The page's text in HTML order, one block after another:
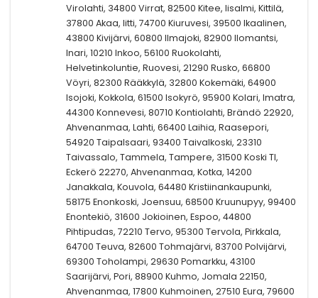
Virolahti, 34800 Virrat, 82500 Kitee, Iisalmi, Kittilä,
37800 Akaa, Iitti, 74700 Kiuruvesi, 39500 Ikaalinen,
43800 Kivijärvi, 60800 Ilmajoki, 82900 Ilomantsi,
Inari, 10210 Inkoo, 56100 Ruokolahti,
Helvetinkoluntie, Ruovesi, 21290 Rusko, 66800
Vöyri, 82300 Rääkkylä, 32800 Kokemäki, 64900
Isojoki, Kokkola, 61500 Isokyrö, 95900 Kolari, Imatra,
44300 Konnevesi, 80710 Kontiolahti, Brändö 22920,
Ahvenanmaa, Lahti, 66400 Laihia, Raasepori,
54920 Taipalsaari, 93400 Taivalkoski, 23310
Taivassalo, Tammela, Tampere, 31500 Koski Tl,
Eckerö 22270, Ahvenanmaa, Kotka, 14200
Janakkala, Kouvola, 64480 Kristiinankaupunki,
58175 Enonkoski, Joensuu, 68500 Kruunupyy, 99400
Enontekiö, 31600 Jokioinen, Espoo, 44800
Pihtipudas, 72210 Tervo, 95300 Tervola, Pirkkala,
64700 Teuva, 82600 Tohmajärvi, 83700 Polvijärvi,
69300 Toholampi, 29630 Pomarkku, 43100
Saarijärvi, Pori, 88900 Kuhmo, Jomala 22150,
Ahvenanmaa, 17800 Kuhmoinen, 27510 Eura, 79600